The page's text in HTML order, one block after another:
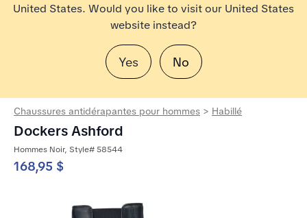
United States. Would you like to visit our United States
website instead?
Yes No
Chaussures antidérapantes pour hommes > Habillé
Dockers Ashford
Hommes Noir, Style# 58544
168,95 $